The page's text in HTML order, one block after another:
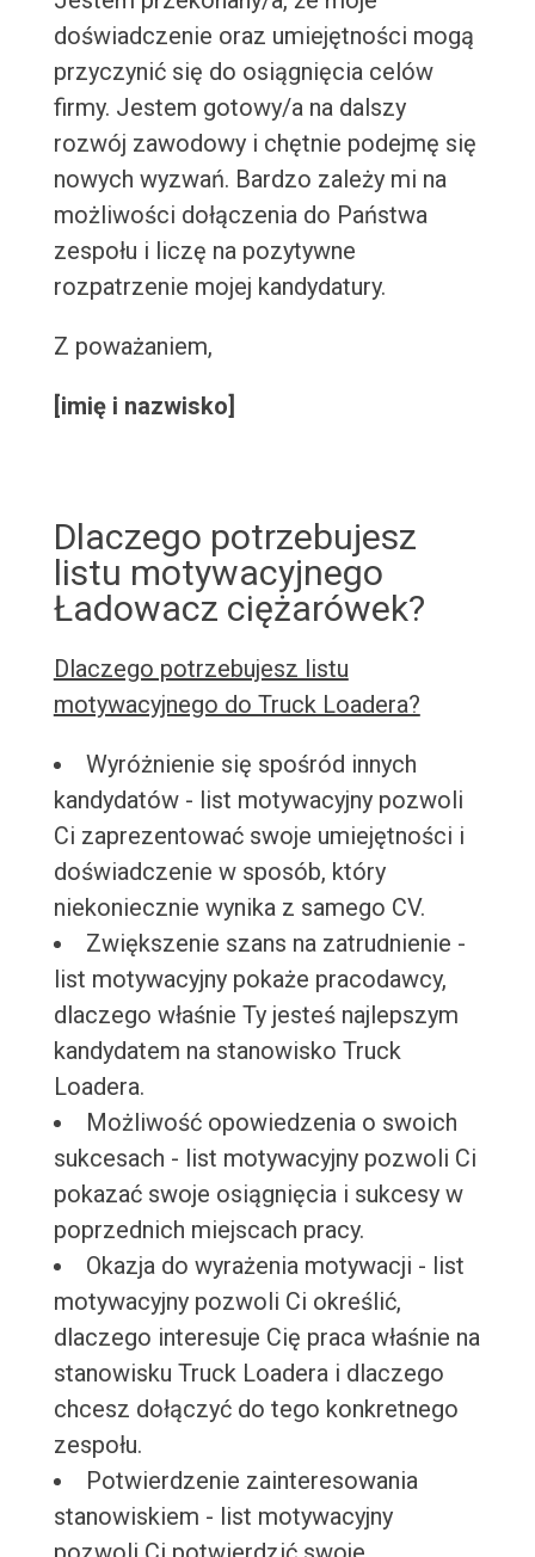
doświadczenie oraz umiejętności mogą
przyczynić się do osiągnięcia celów
firmy. Jestem gotowy/a na dalszy
rozwój zawodowy i chętnie podejmę się
nowych wyzwań. Bardzo zależy mi na
możliwości dołączenia do Państwa
zespołu i liczę na pozytywne
rozpatrzenie mojej kandydatury.
Z poważaniem,
[imię i nazwisko]
Dlaczego potrzebujesz
listu motywacyjnego
Ładowacz ciężarówek?
Dlaczego potrzebujesz listu
motywacyjnego do Truck Loadera?
Wyróżnienie się spośród innych
kandydatów - list motywacyjny pozwoli
Ci zaprezentować swoje umiejętności i
doświadczenie w sposób, który
niekoniecznie wynika z samego CV.
Zwiększenie szans na zatrudnienie -
list motywacyjny pokaże pracodawcy,
dlaczego właśnie Ty jesteś najlepszym
kandydatem na stanowisko Truck
Loadera.
Możliwość opowiedzenia o swoich
sukcesach - list motywacyjny pozwoli Ci
pokazać swoje osiągnięcia i sukcesy w
poprzednich miejscach pracy.
Okazja do wyrażenia motywacji - list
motywacyjny pozwoli Ci określić,
dlaczego interesuje Cię praca właśnie na
stanowisku Truck Loadera i dlaczego
chcesz dołączyć do tego konkretnego
zespołu.
Potwierdzenie zainteresowania
stanowiskiem - list motywacyjny